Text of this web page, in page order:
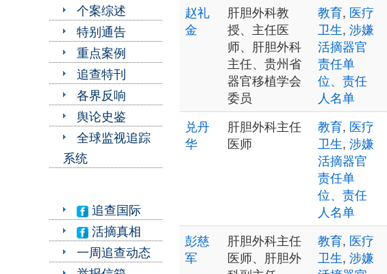
个案综述
特别通告
重点案例
追查特刊
各界反响
舆论史鉴
全球监视追踪
系统
追查国际
活摘真相
一周追查动态
赵礼
金
肝胆外科教
授、主任医
师、肝胆外科
主任、贵州省
器官移植学会
委员
教育, 医疗
卫生, 涉嫌
活摘器官
责任单
位、责任
人名单
兑丹
华
肝胆外科主任
医师
教育, 医疗
卫生, 涉嫌
活摘器官
责任单
位、责任
人名单
彭慈
军
肝胆外科主任
医师、肝胆外
教育, 医疗
卫生, 涉嫌